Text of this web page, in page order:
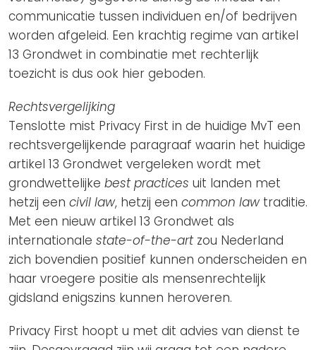
communicatie tussen individuen en/of bedrijven
worden afgeleid. Een krachtig regime van artikel
13 Grondwet in combinatie met rechterlijk
toezicht is dus ook hier geboden.
Rechtsvergelijking
Tenslotte mist Privacy First in de huidige MvT een
rechtsvergelijkende paragraaf waarin het huidige
artikel 13 Grondwet vergeleken wordt met
grondwettelijke best practices uit landen met
hetzij een civil law, hetzij een common lawtraditie.
Met een nieuw artikel 13 Grondwet als
internationale state-of-the-artzou Nederland
zich bovendien positief kunnen onderscheiden en
haar vroegere positie als mensenrechtelijk
gidsland enigszins kunnen heroveren.
Privacy First hoopt u met dit advies van dienst te